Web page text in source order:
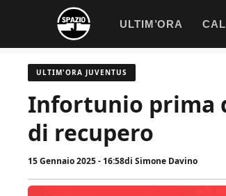
contenuto
ULTIM’ORA
ULTIM'ORA JUVENTUS
Infortunio prima
di recupero
15 Gennaio 2025 - 16:58di Simone Davino